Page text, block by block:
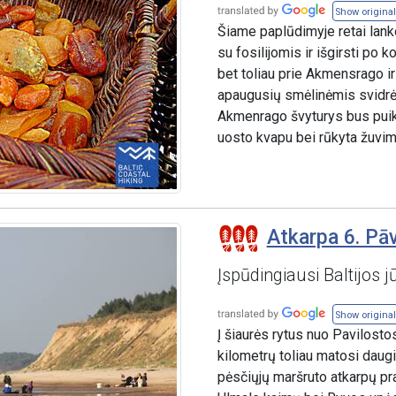
Show original
Šiame paplūdimyje retai
su fosilijomis ir išgirsti po
bet toliau prie Akmensrago
apaugusių smėlinėmis
Akmenrago švyturys bus
uosto kvapu bei rūkyta
Atkarpa 6.
Įspūdingiausi Baltijos
Show original
Į šiaurės rytus nuo
kilometrų toliau matosi
pėsčiųjų maršruto atkarpų